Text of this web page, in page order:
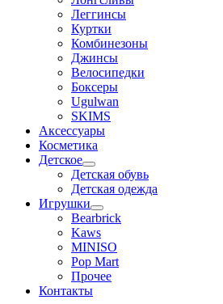
Леггинсы
Куртки
Комбинезоны
Джинсы
Велосипедки
Боксеры
Ugulwan
SKIMS
Аксессуары
Косметика
Детское
Детская обувь
Детская одежда
Игрушки
Bearbrick
Kaws
MINISO
Pop Mart
Прочее
Контакты